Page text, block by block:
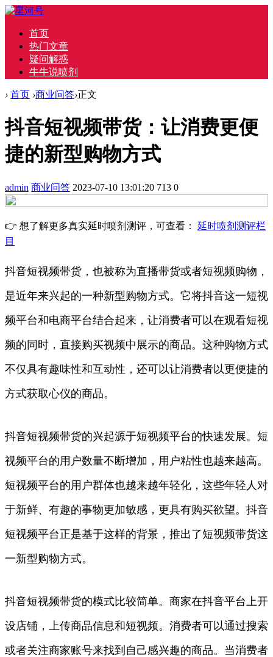
首页
热门文章
疑问解惑
牛牛说喷剂
› 首页 ›商业问答›正文
抖音短视频带货：让消费更便
捷的新型购物方式
admin 商业问答 2023-07-10 13:01:20 713 0
👉 想了解更多真实延时喷剂测评，可查看： 延时喷剂测评栏
目
抖音短视频带货，也被称为直播带货或者短视频购物，
是近年来兴起的一种新型购物方式。它将抖音这一短视
频平台和电商平台结合起来，让消费者可以在观看短视
频的同时，直接购买视频中展示的商品。这种购物方式
不仅具有趣味性和互动性，还可以让消费者以更便捷的
方式获取心仪的商品。
抖音短视频带货的兴起源于短视频平台的快速发展。短
视频平台的用户数量不断增加，用户粘性也越来越高。
短视频平台的用户群体也越来越年轻化，这些年轻人对
于新鲜、有趣的事物更加敏感，更具有购买欲望。抖音
短视频平台正是基于这样的背景，推出了短视频带货这
一新型购物方式。
抖音短视频带货的模式比较简单。商家在抖音平台上开
设店铺，上传商品信息和短视频。消费者可以通过搜索
或者关注商家账号来找到自己感兴趣的商品。当消费者